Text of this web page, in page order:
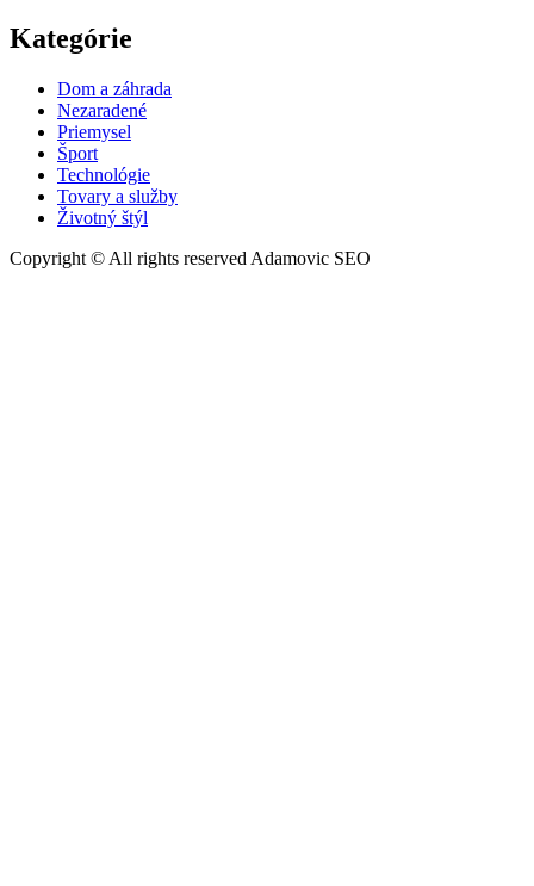
Kategórie
Dom a záhrada
Nezaradené
Priemysel
Šport
Technológie
Tovary a služby
Životný štýl
Copyright © All rights reserved Adamovic SEO